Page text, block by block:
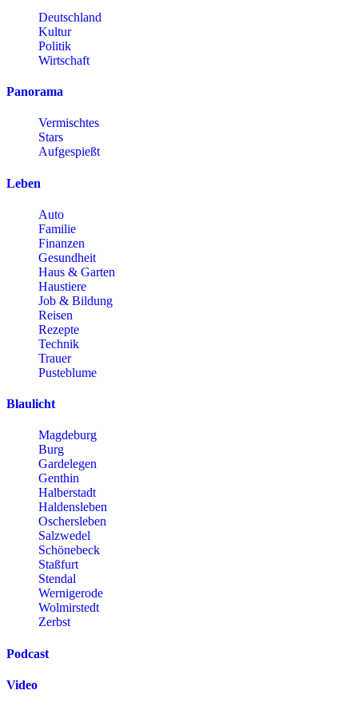
Deutschland
Kultur
Politik
Wirtschaft
Panorama
Vermischtes
Stars
Aufgespießt
Leben
Auto
Familie
Finanzen
Gesundheit
Haus & Garten
Haustiere
Job & Bildung
Reisen
Rezepte
Technik
Trauer
Pusteblume
Blaulicht
Magdeburg
Burg
Gardelegen
Genthin
Halberstadt
Haldensleben
Oschersleben
Salzwedel
Schönebeck
Staßfurt
Stendal
Wernigerode
Wolmirstedt
Zerbst
Podcast
Video